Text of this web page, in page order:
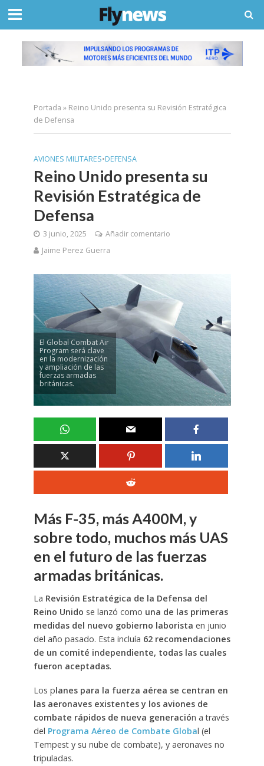
Portada » Reino Unido presenta su Revisión Estratégica
de Defensa
AVIONES MILITARES•DEFENSA
Reino Unido presenta su
Revisión Estratégica de
Defensa
3 junio, 2025
Añadir comentario
Jaime Perez Guerra
El Global Combat Air
Program será clave
en la modernización
y ampliación de las
fuerzas armadas
británicas.
Más F-35, más A400M, y
sobre todo, muchos más UAS
en el futuro de las fuerzas
armadas británicas.
La Revisión Estratégica de la Defensa del
Reino Unido se lanzó como una de las primeras
medidas del nuevo gobierno laborista en junio
del año pasado. Esta incluía 62 recomendaciones
de un comité independiente, todas las cuales
fueron aceptadas.
Los planes para la fuerza aérea se centran en
las aeronaves existentes y los aviones de
combate rápidos de nueva generación a través
del Programa Aéreo de Combate Global (el
Tempest y su nube de combate), y aeronaves no
tripuladas.